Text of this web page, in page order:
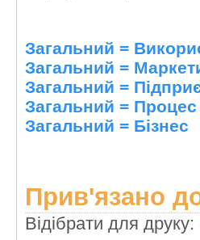
Загальний =
Загальний =
Загальний =
Загальний = Процес
Загальний = Бізнес
Прив'язано
Відібрати для друку: